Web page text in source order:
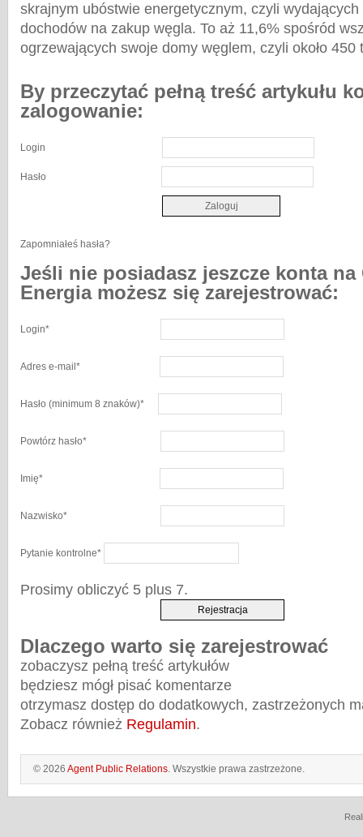
skrajnym ubóstwie energetycznym, czyli
dochodów na zakup węgla. To aż 11,6% spośród
ogrzewających swoje domy węglem, czyli około 450
By przeczytać pełną treść artykułu
zalogowanie:
Login
Hasło
Zapomniałeś hasła?
Jeśli nie posiadasz jeszcze konta na
Energia możesz się zarejestrować:
Login*
Adres e-mail *
Hasło (minimum 8 znaków)*
Powtórz hasło*
Imię*
Nazwisko*
Pytanie kontrolne*
Prosimy obliczyć 5 plus 7.
Dlaczego warto się zarejestrować
zobaczysz pełną treść artykułów
będziesz mógł pisać komentarze
otrzymasz dostęp do dodatkowych, zastrzeżonych
Zobacz również Regulamin.
© 2026 Agent Public Relations. Wszystkie prawa zastrzeżone.